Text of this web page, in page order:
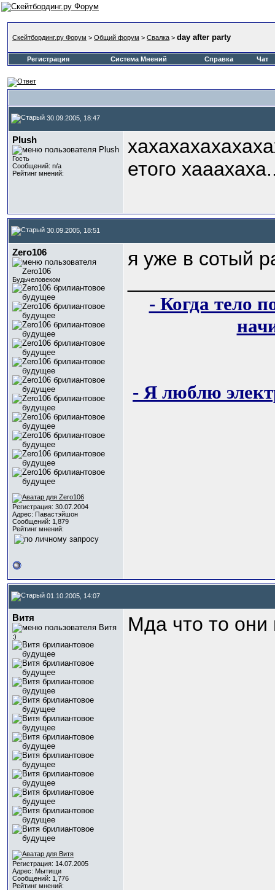
Скейтбординг.ру Форум > Общий форум > Свалка > day after party
Регистрация Система Мнений Справка Чат
30.09.2005, 18:47
Plush
Гость
Сообщений: n/a
Рейтинг мнений:
етого
30.09.2005, 18:51
Zero106
Будьчеловеком
Регистрация: 30.07.2004
Адрес: Павастэйшон
Сообщений: 1,879
Рейтинг мнений:
я уже в сотый
- Когда тело
- Я люблю
01.10.2005, 14:07
Витя
:)
Регистрация: 14.07.2005
Адрес: Мытищи
Сообщений: 1,776
Рейтинг мнений:
Мда что то